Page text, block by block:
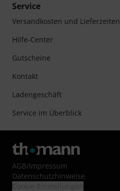
Service
Versandkosten und Lieferzeiten
Hilfe-Center
Gutscheine
Kontakt
Ladengeschäft
Service im Überblick
AGB/Impressum
Datenschutzhinweise